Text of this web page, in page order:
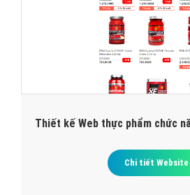
Thiết kế Web thực phẩm chức
Chi tiết Website